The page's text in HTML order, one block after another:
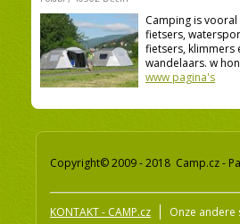
Camping is
fietsers,
fietsers, klimmers
wandelaars. w
www pagina's
Copyright© 2009 - 2018 Camp.cz -
KONTAKT - CAMP.cz Onze andere